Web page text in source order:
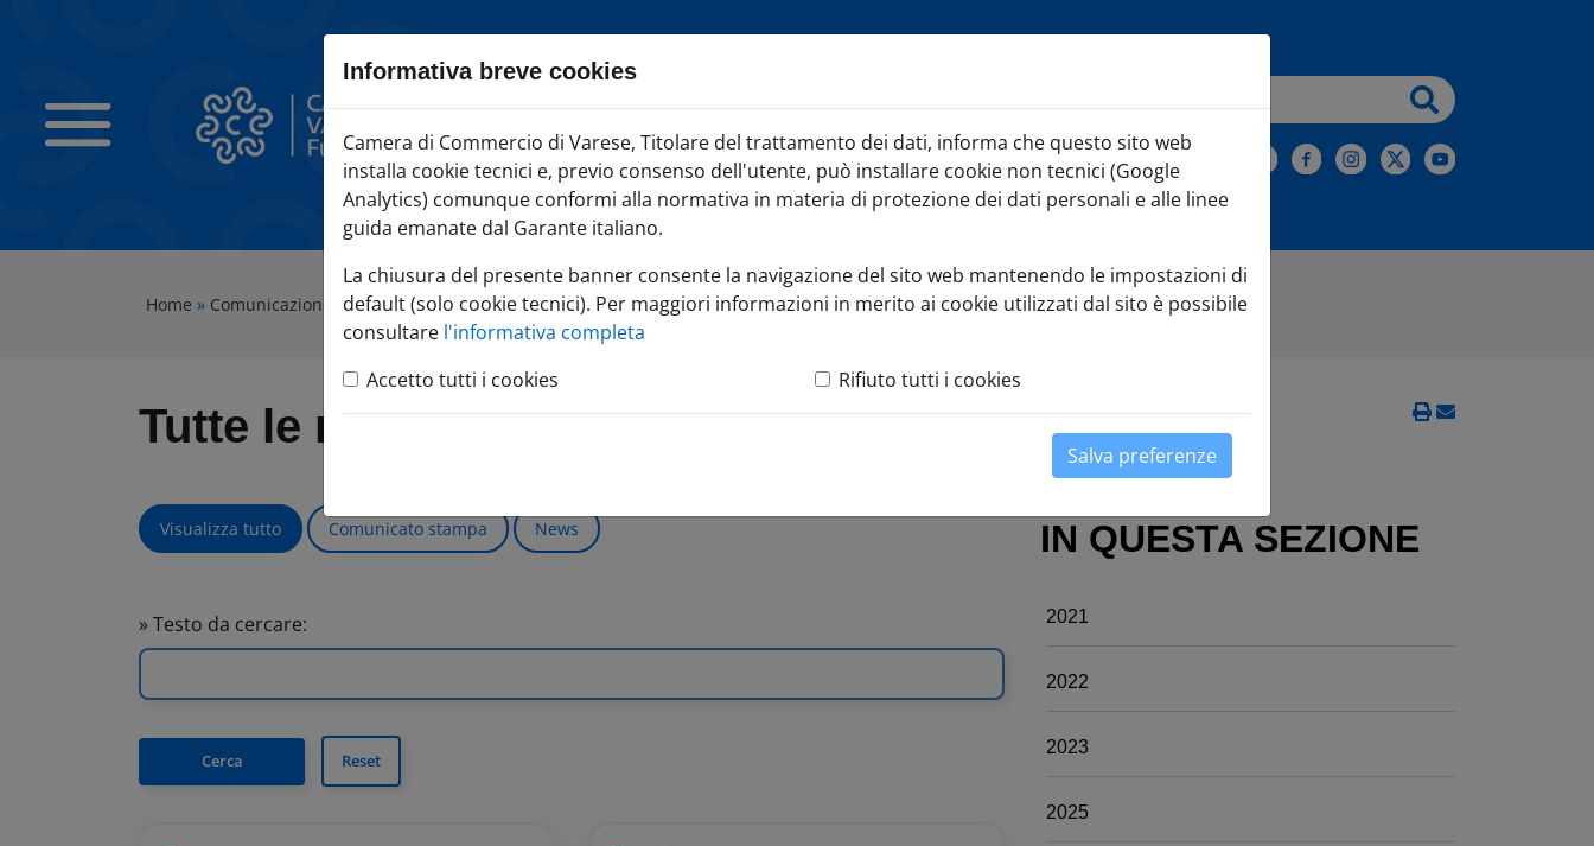
Vai al sezione Percorso briciole di pane
Vai al Contenuto principale della pagina
Vai alla sezione dedicata alle informazioni correlate via TAG
Vai al footer
Camera di Commercio Varese
Iscriviti alla Newsletter
Home » Comunicazione »Tutte le notizie
Tutte le notizie
Visualizza tutto Comunicato stampa News
» Testo da cercare:
IN QUESTA SEZIONE
2021
2022
2023
2025
Informativa breve cookies
Camera di Commercio di Varese, Titolare del trattamento dei dati, informa che questo sito web
installa cookie tecnici e, previo consenso dell'utente, può installare cookie non tecnici (Google
Analytics) comunque conformi alla normativa in materia di protezione dei dati personali e alle linee
guida emanate dal Garante italiano.
La chiusura del presente banner consente la navigazione del sito web mantenendo le impostazioni di
default (solo cookie tecnici). Per maggiori informazioni in merito ai cookie utilizzati dal sito è possibile
consultare l'informativa completa
Accetto tutti i cookies
Rifiuto tutti i cookies
Salva preferenze